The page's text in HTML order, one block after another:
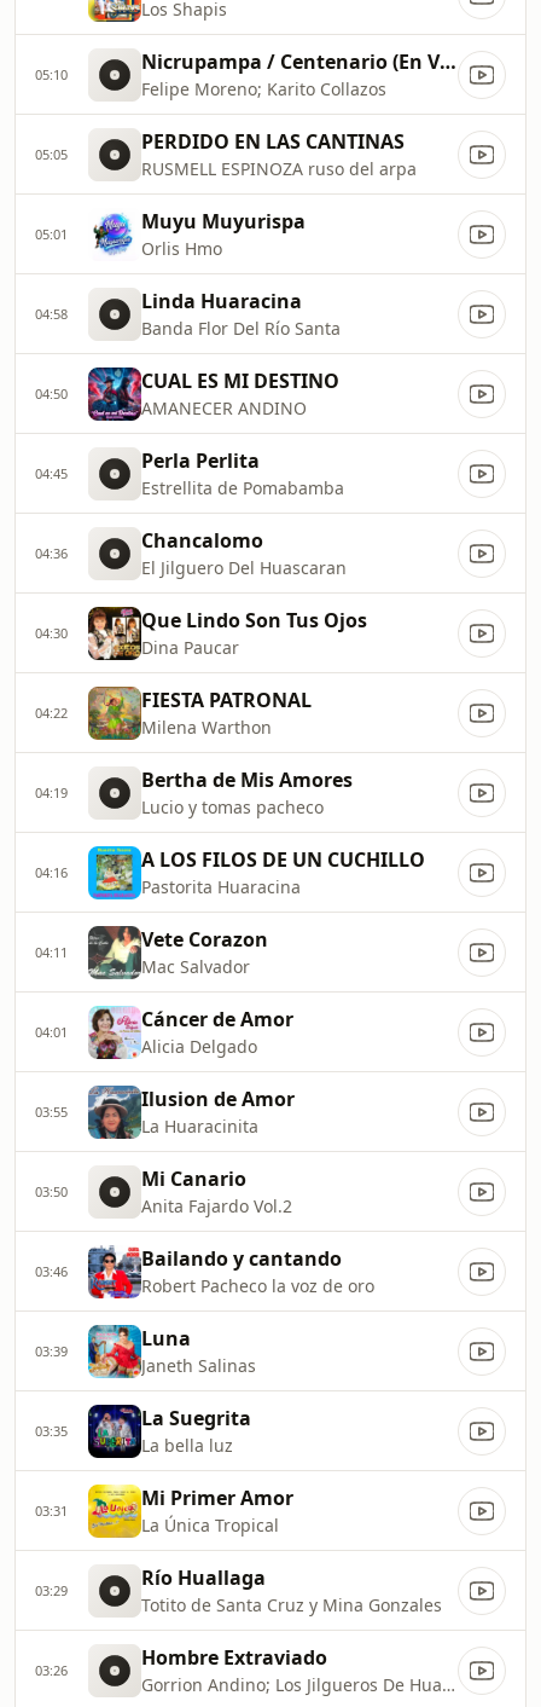
Los Shapis
05:10 Nicrupampa / Centenario (En Vivo)
Felipe Moreno; Karito Collazos
05:05 PERDIDO EN LAS CANTINAS
RUSMELL ESPINOZA ruso del arpa
05:01 Muyu Muyurispa
Orlis Hmo
04:58 Linda Huaracina
Banda Flor Del Río Santa
04:50 CUAL ES MI DESTINO
AMANECER ANDINO
04:45 Perla Perlita
Estrellita de Pomabamba
04:36 Chancalomo
El Jilguero Del Huascaran
04:30 Que Lindo Son Tus Ojos
Dina Paucar
04:22 FIESTA PATRONAL
Milena Warthon
04:19 Bertha de Mis Amores
Lucio y tomas pacheco
04:16 A LOS FILOS DE UN CUCHILLO
Pastorita Huaracina
04:11 Vete Corazon
Mac Salvador
04:01 Cáncer de Amor
Alicia Delgado
03:55 Ilusion de Amor
La Huaracinita
03:50 Mi Canario
Anita Fajardo Vol.2
03:46 Bailando y cantando
Robert Pacheco la voz de oro
03:39 Luna
Janeth Salinas
03:35 La Suegrita
La bella luz
03:31 Mi Primer Amor
La Única Tropical
03:29 Río Huallaga
Totito de Santa Cruz y Mina Gonzales
03:26 Hombre Extraviado
Gorrion Andino; Los Jilgueros De Hualcán